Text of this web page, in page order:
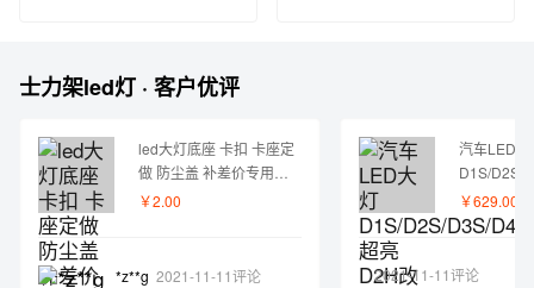
士力架led灯 · 客户优评
led大灯底座 卡扣 卡座定
做 防尘盖 补差价专用链
接HHpgfWWoWQ
￥2.00
*z**g 2021-11-11评论
汽车LED大
D1S/D2S/
超亮D2H
泡D8S透镜
￥629.00
2021-11-11评论